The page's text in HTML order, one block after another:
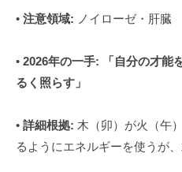
• 注意領域: ノイローゼ・肝臓
• 2026年の一手:
「自分の才能
るく照らす」
• 詳細根拠: 木（卯）が火（午
るようにエネルギーを使うが